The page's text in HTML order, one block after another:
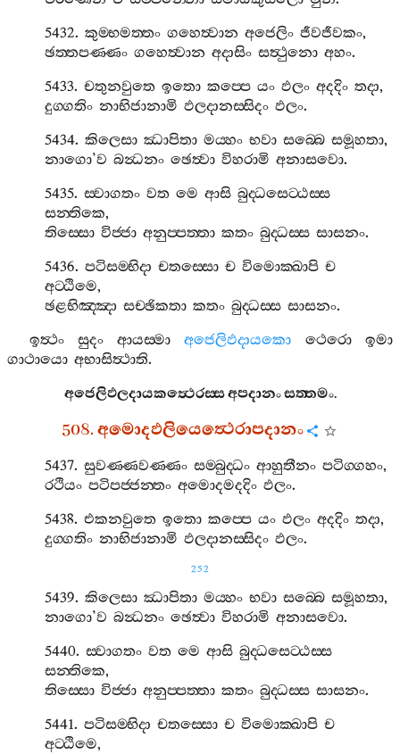
5432.කුම‍්භමත‍්තං ගහෙත්‍වාන අජෙලිං ජීවජීවකං,
ඡත‍්තපණ‍්ණං ගහෙත්‍වාන අදාසිං සත්‍ථුනො අහං.
5433.චතුනවුතෙ ඉතො කප‍්පෙ යං ඵලං අදදිං තදා,
දුග‍්ගතිං නාභිජානාමි ඵලදානස‍්සිදං ඵලං.
5434.කිලෙසා ඣාපිතා මය‍්හං භවා සබ‍්බෙ සමූහතා,
නාගො’ව බන්‍ධනං ඡෙත්‍වා විහරාමි අනාසවො.
5435.ස‍්වාගතං වත මෙ ආසි බුද‍්ධසෙට‍්ඨස‍්ස
සන‍්තිකෙ,
තිස‍්සො විජ‍්ජා අනුප‍්පත‍්තා කතං බුද‍්ධස‍්ස සාසනං.
5436.පටිසම‍්භිදා චතස‍්සො ච විමොක‍්ඛාපි ච
අට‍්ඨිමෙ,
ඡළභිඤ‍්ඤා සච‍්ඡිකතා කතං බුද‍්ධස‍්ස සාසනං.
ඉත්‍ථං
සුදං ආයස‍්මා අජෙලිඵදායකො ථෙරො
ඉමා
ගාථායො අභාසිත්‍ථාති.
අජෙලිඵලදායකත්‍ථෙරස‍්සඅපදානංසත‍්තමං.
508.අමොදඵලියෙත්‍ථෙරාපදානං
5437.සුවණ‍්ණවණ‍්ණං සම‍්බුද‍්ධං ආහුතීනං පටිග‍්ගහං,
රථියං පටිපජ‍්ජන‍්තං අමොදමදදිං ඵලං.
5438.එකනවුතෙ ඉතො කප‍්පෙ යං ඵලං අදදිං තදා,
දුග‍්ගතිං නාභිජානාමි ඵලදානස‍්සිදං ඵලං.
252
5439.කිලෙසා ඣාපිතා මය‍්හං භවා සබ‍්බෙ සමූහතා,
නාගො’ව බන්‍ධනං ඡෙත්‍වා විහරාමි අනාසවො.
5440.ස‍්වාගතං වත මෙ ආසි බුද‍්ධසෙට‍්ඨස‍්ස
සන‍්තිකෙ,
තිස‍්සො විජ‍්ජා අනුප‍්පත‍්තා කතං බුද‍්ධස‍්ස සාසනං.
5441.පටිසම‍්භිදා චතස‍්සො ච විමොක‍්ඛාපි ච
අට‍්ඨිමෙ,